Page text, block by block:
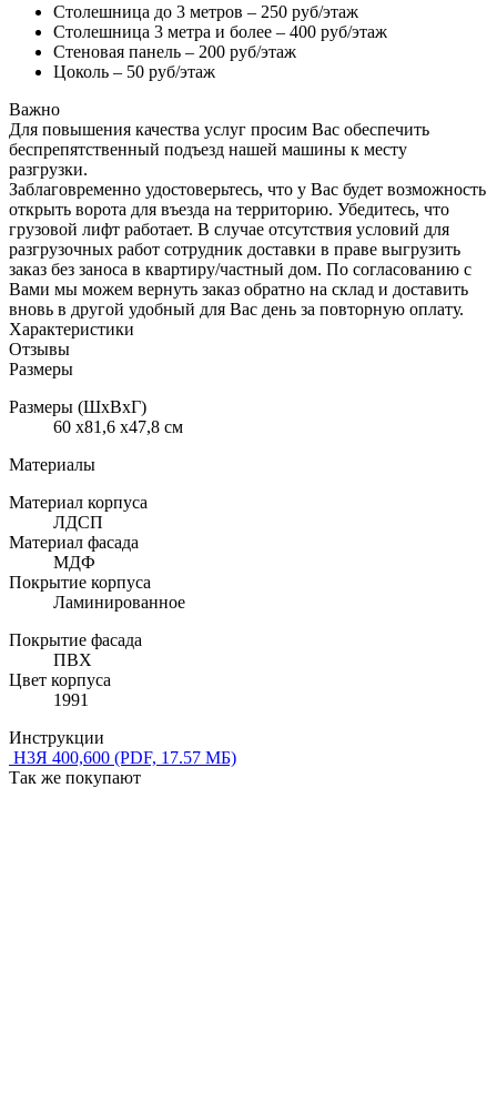
Столешница до 3 метров – 250 руб/этаж
Столешница 3 метра и более – 400 руб/этаж
Стеновая панель – 200 руб/этаж
Цоколь – 50 руб/этаж
Важно
Для повышения качества услуг просим Вас обеспечить
беспрепятственный подъезд нашей машины к месту
разгрузки.
Заблаговременно удостоверьтесь, что у Вас будет возможность
открыть ворота для въезда на территорию. Убедитесь, что
грузовой лифт работает. В случае отсутствия условий для
разгрузочных работ сотрудник доставки в праве выгрузить
заказ без заноса в квартиру/частный дом. По согласованию с
Вами мы можем вернуть заказ обратно на склад и доставить
вновь в другой удобный для Вас день за повторную оплату.
Характеристики
Отзывы
Размеры
Размеры (ШхВхГ)
60 x81,6 x47,8 см
Материалы
Материал корпуса
ЛДСП
Материал фасада
МДФ
Покрытие корпуса
Ламинированное
Покрытие фасада
ПВХ
Цвет корпуса
1991
Инструкции
Н3Я 400,600 (PDF, 17.57 МБ)
Так же покупают